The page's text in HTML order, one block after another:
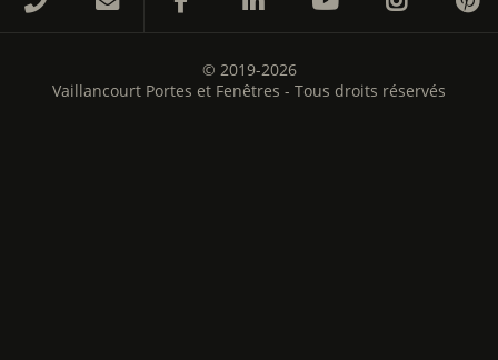
© 2019-2026
Vaillancourt Portes et Fenêtres - Tous droits réservés